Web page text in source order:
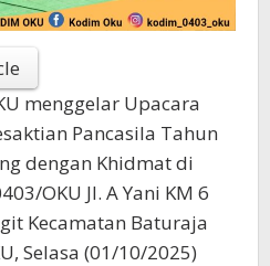
menggelar Upacara
Pancasila Tahun
dengan Khidmat di
OKU Jl. A Yani KM 6
Kecamatan Baturaja
Selasa (01/10/2025)